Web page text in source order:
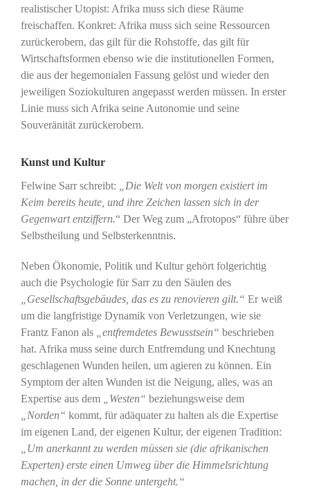
realistischer Utopist: Afrika muss sich diese Räume
freischaffen. Konkret: Afrika muss sich seine Ressourcen
zurückerobern, das gilt für die Rohstoffe, das gilt für
Wirtschaftsformen ebenso wie die institutionellen Formen,
die aus der hegemonialen Fassung gelöst und wieder den
jeweiligen Soziokulturen angepasst werden müssen. In erster
Linie muss sich Afrika seine Autonomie und seine
Souveränität zurückerobern.
Kunst und Kultur
Felwine Sarr schreibt:
„Die Welt von morgen existiert im
Keim bereits heute, und ihre Zeichen lassen sich in der
Gegenwart entziffern.“ Der Weg zum „Afrotopos“ führe über
Selbstheilung und Selbsterkenntnis.
Neben Ökonomie, Politik und Kultur gehört folgerichtig
auch die Psychologie für Sarr zu den Säulen des
„Gesellschaftsgebäudes, das es zu renovieren gilt.“ Er weiß
um die langfristige Dynamik von Verletzungen, wie sie
Frantz Fanon als
„entfremdetes Bewusstsein“ beschrieben
hat. Afrika muss seine durch Entfremdung und Knechtung
geschlagenen Wunden heilen, um agieren zu können. Ein
Symptom der alten Wunden ist die Neigung, alles, was an
Expertise aus dem
„Westen“ beziehungsweise dem
„Norden“ kommt, für adäquater zu halten als die Expertise
im eigenen Land, der eigenen Kultur, der eigenen Tradition:
„Um anerkannt zu werden müssen sie (die afrikanischen
Experten) erste einen Umweg über die Himmelsrichtung
machen, in der die Sonne untergeht.“